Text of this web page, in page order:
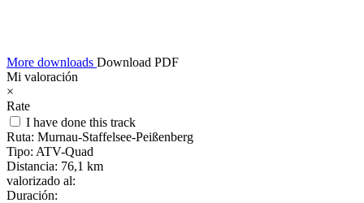
More downloads Download PDF
Mi valoración
×
Rate
I have done this track
Ruta: Murnau-Staffelsee-Peißenberg
Tipo: ATV-Quad
Distancia: 76,1 km
valorizado al:
Duración: